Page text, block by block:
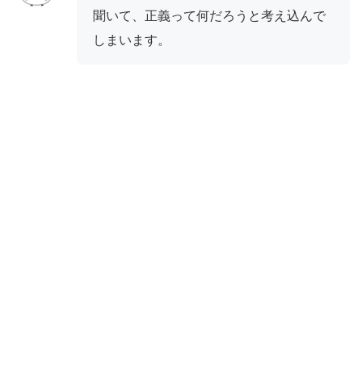
聞いて、正義って何だろうと考え込んで
しまいます。